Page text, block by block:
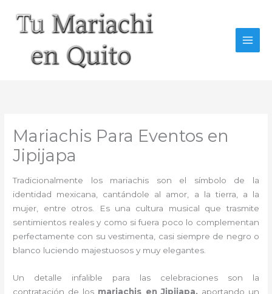
contenido
Mariachis Para Eventos en
Jipijapa
Tradicionalmente los mariachis son el símbolo de la
identidad mexicana, cantándole al amor, a la tierra, a la
mujer, entre otros. Es una cultura musical que trasmite
sentimientos reales y como si fuera poco lo complementan
perfectamente con su vestimenta, casi siempre de negro o
blanco luciendo majestuosos y muy elegantes.
Un detalle infalible para las celebraciones son la
contratación de los mariachis en Jipijapa, aportando un